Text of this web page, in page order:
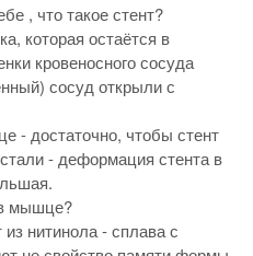
, что такое стент?
которая остаётся в
кровеносного сосуда
сосуд открыли с
- достаточно, чтобы стент
- деформация стента в
мышце?
нитинола - сплава с